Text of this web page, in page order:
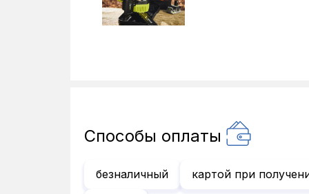
Способы оплаты
безналичный картой при